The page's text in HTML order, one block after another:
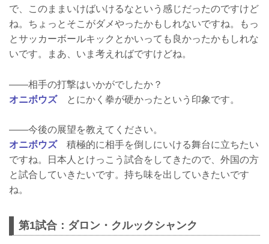
で、このままいけばいけるなという感じだったのですけど
ね。ちょっとそこがダメやったかもしれないですね。もっ
とサッカーボールキックとかいっても良かったかもしれな
いです。まあ、いま考えればですけどね。
――相手の打撃はいかがでしたか？
オニボウズとにかく拳が硬かったという印象です。
――今後の展望を教えてください。
オニボウズ積極的に相手を倒しにいける舞台に立ちたい
ですね。日本人とけっこう試合をしてきたので、外国の方
と試合していきたいです。持ち味を出していきたいです
ね。
第1試合：ダロン・クルックシャンク